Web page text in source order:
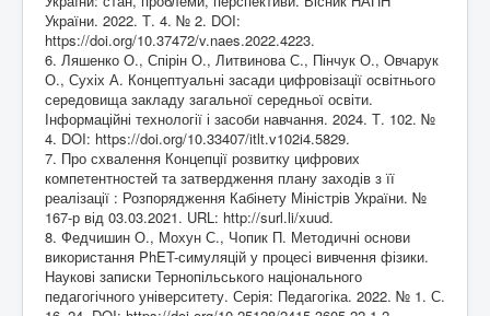
України. 2022. Т. 4. № 2. DOI:
https://doi.org/10.37472/v.naes.2022.4223.
6. Ляшенко О., Спірін О., Литвинова С., Пінчук О., Овчарук
О., Сухіх А. Концептуальні засади цифровізації освітнього
середовища закладу загальної середньої освіти.
Інформаційні технології і засоби навчання. 2024. Т. 102. №
4. DOI: https://doi.org/10.33407/itlt.v102i4.5829.
7. Про схвалення Концепції розвитку цифрових
компетентностей та затвердження плану заходів з її
реалізації : Розпорядження Кабінету Міністрів України. №
167-р від 03.03.2021. URL: http://surl.li/xuud.
8. Федчишин О., Мохун С., Чопик П. Методичні основи
використання PhET-симуляцій у процесі вивчення фізики.
Наукові записки Тернопільського національного
педагогічного університету. Серія: Педагогіка. 2022. № 1. С.